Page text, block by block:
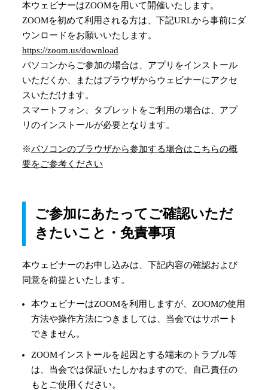
本ウェビナーはZOOMを用いて開催いたします。
ZOOMを初めて利用される方は、下記URLから事前にダ
ウンロードをお願いいたします。
https://zoom.us/download
パソコンからご参加の場合は、アプリをインストール
いただくか、またはブラウザからウェビナーにアクセ
スいただけます。
スマートフォン、タブレットをご利用の場合は、アプ
リのインストールが必要となります。
※パソコンのブラウザから参加する場合はこちらの概
要をご参考ください
ご参加にあたってご確認いただ
きたいこと・免責事項
本ウェビナーのお申し込みは、下記内容の確認および
同意を前提といたします。
本ウェビナーはZOOMを利用しますが、ZOOMの使用
方法や操作方法につきましては、当会ではサポート
できません。
ZOOMインストールを起因とする端末のトラブル等
は、当会では保証いたしかねますので、自己責任の
もとご使用ください。